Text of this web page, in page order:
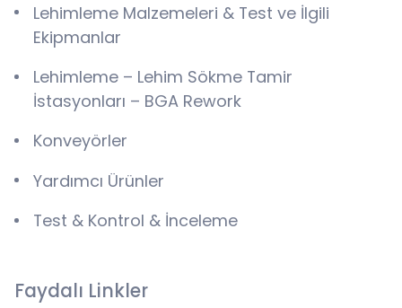
Lehimleme Malzemeleri & Test ve İlgili
Ekipmanlar
Lehimleme – Lehim Sökme Tamir
İstasyonları – BGA Rework
Konveyörler
Yardımcı Ürünler
Test & Kontrol & İnceleme
Faydalı Linkler